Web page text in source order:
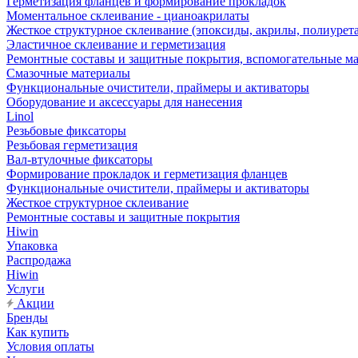
Моментальное склеивание - цианоакрилаты
Жесткое структурное склеивание (эпоксиды, акрилы,
Эластичное склеивание и герметизация
Ремонтные составы и защитные покрытия, вспомогательные
Смазочные материалы
Функциональные очистители, праймеры и активаторы
Оборудование и аксессуары для нанесения
Linol
Резьбовые фиксаторы
Резьбовая герметизация
Вал-втулочные фиксаторы
Формирование прокладок и герметизация фланцев
Функциональные очистители, праймеры и активаторы
Жесткое структурное склеивание
Ремонтные составы и защитные покрытия
Hiwin
Упаковка
Распродажа
Hiwin
Услуги
Акции
Бренды
Как купить
Условия оплаты